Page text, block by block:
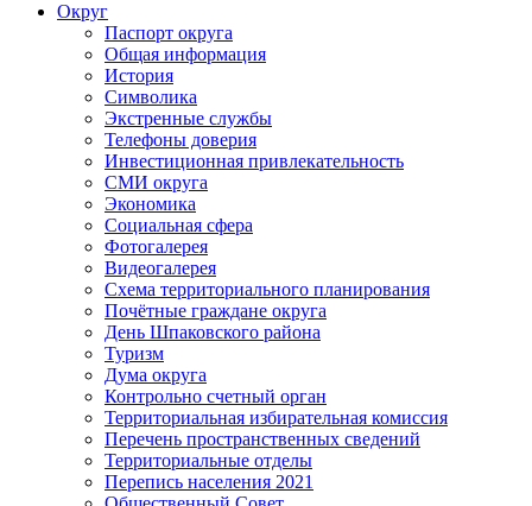
Округ
Паспорт округа
Общая информация
История
Символика
Экстренные службы
Телефоны доверия
Инвестиционная привлекательность
СМИ округа
Экономика
Социальная сфера
Фотогалерея
Видеогалерея
Схема территориального планирования
Почётные граждане округа
День Шпаковского района
Туризм
Дума округа
Контрольно счетный орган
Территориальная избирательная комиссия
Перечень пространственных сведений
Территориальные отделы
Перепись населения 2021